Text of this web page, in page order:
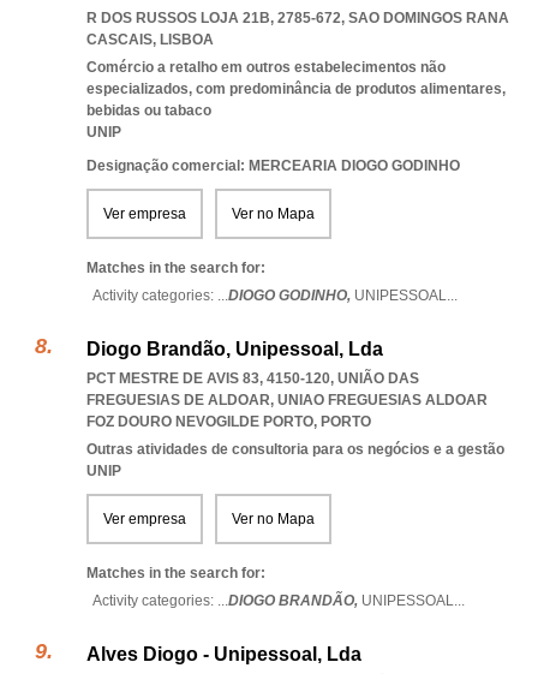
R DOS RUSSOS LOJA 21B, 2785-672, SAO DOMINGOS RANA
CASCAIS, LISBOA
Comércio a retalho em outros estabelecimentos não
especializados, com predominância de produtos alimentares,
bebidas ou tabaco
UNIP
Designação comercial: MERCEARIA DIOGO GODINHO
Ver empresa Ver no Mapa
Matches in the search for:
Activity categories: ...DIOGO GODINHO, UNIPESSOAL...
Diogo Brandão, Unipessoal, Lda
PCT MESTRE DE AVIS 83, 4150-120, UNIÃO DAS
FREGUESIAS DE ALDOAR, UNIAO FREGUESIAS ALDOAR
FOZ DOURO NEVOGILDE PORTO, PORTO
Outras atividades de consultoria para os negócios e a gestão
UNIP
Ver empresa Ver no Mapa
Matches in the search for:
Activity categories: ...DIOGO BRANDÃO, UNIPESSOAL...
Alves Diogo - Unipessoal, Lda